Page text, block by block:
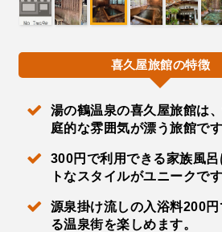
喜久屋旅館の特徴
湯の鶴温泉の喜久屋旅館は
庭的な雰囲気が漂う旅館です
300円で利用できる家族風
トなスタイルがユニークです
源泉掛け流しの入浴料200
る温泉街を楽しめます。